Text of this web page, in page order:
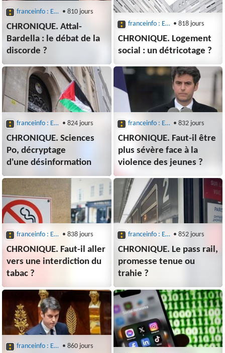
franceinfo : Entre les lignes • 810 jours
CHRONIQUE. Attal-
Bardella : le débat de la
discorde ?
franceinfo : Entre les lignes • 818 jours
CHRONIQUE. Logement
social : un détricotage ?
franceinfo : Entre les lignes • 824 jours
CHRONIQUE. Sciences
Po, décryptage
d'une désinformation
franceinfo : Entre les lignes • 832 jours
CHRONIQUE. Faut-il être
plus sévère face à la
violence des jeunes ?
franceinfo : Entre les lignes • 838 jours
CHRONIQUE. Faut-il aller
vers une interdiction du
tabac ?
franceinfo : Entre les lignes • 852 jours
CHRONIQUE. Le pass rail,
promesse tenue ou
trahie ?
franceinfo : Entre les lignes • 860 jours